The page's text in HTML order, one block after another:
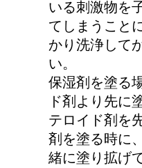
いる刺激物を
てしまうこと
かり洗浄して
い。
保湿剤を塗る
ド剤より先に
テロイド剤を
剤を塗る時に
緒に塗り拡げ